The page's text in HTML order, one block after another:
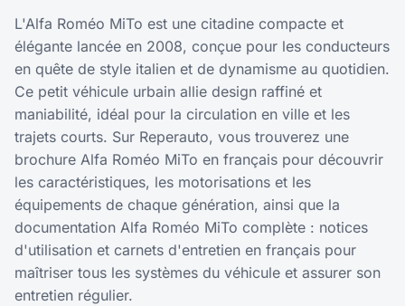
L'Alfa Roméo MiTo est une citadine compacte et
élégante lancée en 2008, conçue pour les conducteurs
en quête de style italien et de dynamisme au quotidien.
Ce petit véhicule urbain allie design raffiné et
maniabilité, idéal pour la circulation en ville et les
trajets courts. Sur Reperauto, vous trouverez une
brochure Alfa Roméo MiTo en français pour découvrir
les caractéristiques, les motorisations et les
équipements de chaque génération, ainsi que la
documentation Alfa Roméo MiTo complète : notices
d'utilisation et carnets d'entretien en français pour
maîtriser tous les systèmes du véhicule et assurer son
entretien régulier.